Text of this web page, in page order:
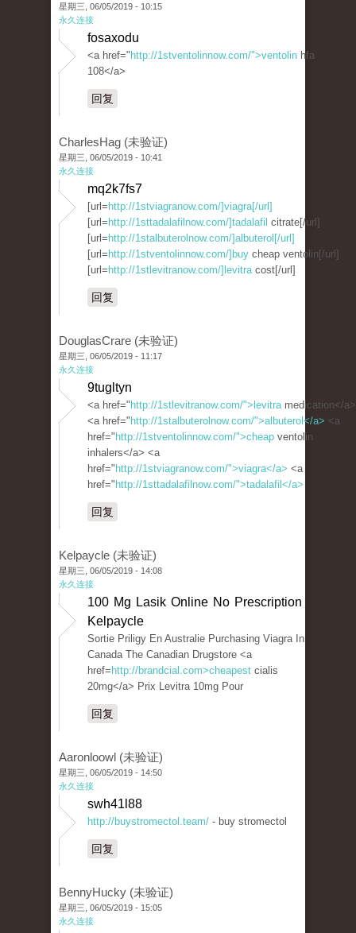
星期三, 06/05/2019 - 10:15
永久连接
fosaxodu
<a href=" http://1stventolinnow.com/">ventolin hfa
108</a>
回复
CharlesHag (未验证)
星期三, 06/05/2019 - 10:41
永久连接
mq2k7fs7
[url= http://1stviagranow.com/]viagra[/url]
[url= http://1sttadalafilnow.com/]tadalafil citrate[/url]
[url= http://1stalbuterolnow.com/]albuterol[/url]
[url= http://1stventolinnow.com/]buy cheap ventolin[/url]
[url= http://1stlevitranow.com/]levitracost[/url]
回复
DouglasCrare (未验证)
星期三, 06/05/2019 - 11:17
永久连接
9tugltyn
<a href=" http://1stlevitranow.com/">levitramedication</a>
<a href=" http://1stalbuterolnow.com/">albuterol</a> <a
href=" http://1stventolinnow.com/">cheap ventolin
inhalers</a> <a
href=" http://1stviagranow.com/">viagra</a> <a
href=" http://1sttadalafilnow.com/">tadalafil</a>
回复
Kelpaycle (未验证)
星期三, 06/05/2019 - 14:08
永久连接
100 Mg Lasik Online No Prescription
Kelpaycle
Sortie Priligy En Australie Purchasing Viagra In
Canada The Canadian Drugstore <a
href= http://brandcial.com>cheapest cialis
20mg</a> Prix Levitra 10mg Pour
回复
Aaronloowl (未验证)
星期三, 06/05/2019 - 14:50
永久连接
swh41l88
http://buystromectol.team/ - buy stromectol
回复
BennyHucky (未验证)
星期三, 06/05/2019 - 15:05
永久连接